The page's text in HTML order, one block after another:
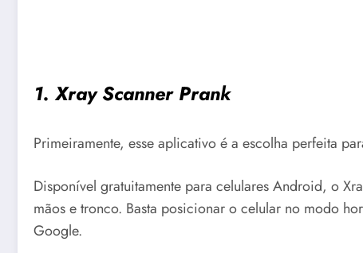
1. Xray Scanner Prank
Primeiramente, esse aplicativo é a escolha perfeita
Disponível gratuitamente para celulares Android, o
mãos e tronco. Basta posicionar o celular no modo
Google.